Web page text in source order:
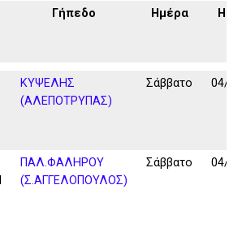
Γήπεδο Ημέρα Ημ/
ΚΥΨΕΛΗΣ
(ΑΛΕΠΟΤΡΥΠΑΣ)
Σάββατο 04/
ΠΑΛ.ΦΑΛΗΡΟΥ
(Σ.ΑΓΓΕΛΟΠΟΥΛΟΣ)
Σάββατο 04/